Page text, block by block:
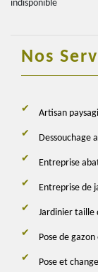
indisponible
Nos
Artisan
Dessouchage
Entreprise
Entreprise de
Jardinier taille
Pose de
Pose et